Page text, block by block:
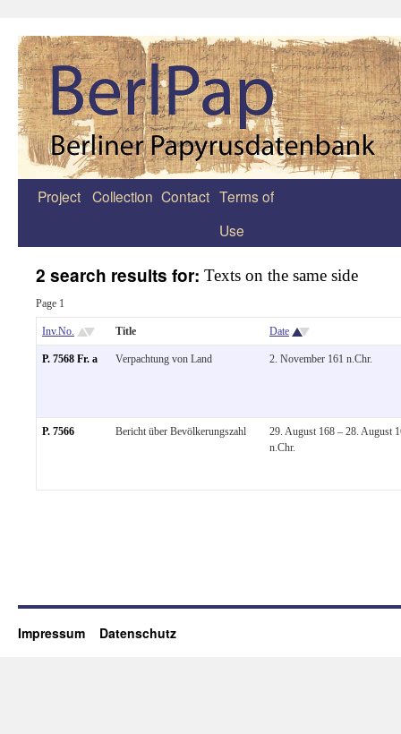
Zum
Project Collection Contact Terms of
Use
2 search results for: Texts on the same side
Page 1
Inv.No. Title Date
P. 7568 Fr. a Verpachtung von Land 2. November 161 n.Chr.
P. 7566 Bericht über Bevölkerungszahl
29. August 168 – 28. August
n.Chr.
Impressum Datenschutz